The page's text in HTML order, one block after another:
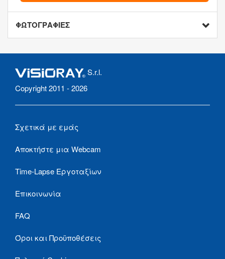
ΦΩΤΟΓΡΑΦΙΕΣ
S.r.l.
Copyright 2011 - 2026
Σχετικά με εμάς
Αποκτήστε μια Webcam
Time-Lapse Εργοταξίων
Επικοινωνία
FAQ
Όροι και Προϋποθέσεις